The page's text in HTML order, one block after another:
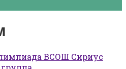
ВСОШ Сириус